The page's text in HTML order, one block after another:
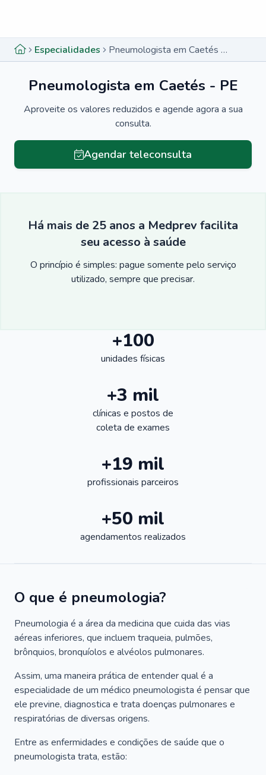
Especialidades Pneumologista em Caetés - PE
Pneumologista em Caetés - PE
Aproveite os valores reduzidos e agende agora a sua
consulta.
Agendar teleconsulta
Há mais de 25 anos a Medprev facilita
seu acesso à saúde
O princípio é simples: pague somente pelo serviço
utilizado, sempre que precisar.
+100
unidades físicas
+3 mil
clínicas e postos de
coleta de exames
+19 mil
profissionais parceiros
+50 mil
agendamentos realizados
O que é pneumologia?
Pneumologia é a área da medicina que cuida das vias
aéreas inferiores, que incluem traqueia, pulmões,
brônquios, bronquíolos e alvéolos pulmonares.
Assim, uma maneira prática de entender qual é a
especialidade de um médico pneumologista é pensar que
ele previne, diagnostica e trata doenças pulmonares e
respiratórias de diversas origens.
Entre as enfermidades e condições de saúde que o
pneumologista trata, estão: